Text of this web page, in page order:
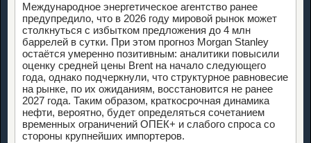
Международное энергетическое агентство ранее
предупредило, что в 2026 году мировой рынок может
столкнуться с избытком предложения до 4 млн
баррелей в сутки. При этом прогноз Morgan Stanley
остаётся умеренно позитивным: аналитики повысили
оценку средней цены Brent на начало следующего
года, однако подчеркнули, что структурное равновесие
на рынке, по их ожиданиям, восстановится не ранее
2027 года. Таким образом, краткосрочная динамика
нефти, вероятно, будет определяться сочетанием
временных ограничений ОПЕК+ и слабого спроса со
стороны крупнейших импортеров.